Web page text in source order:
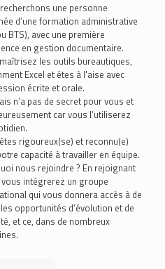
une personne
d’une formation administrative
BTS), avec une première
en gestion documentaire.
les outils bureautiques,
Excel et êtes à l'aise avec
écrite et orale.
n’a pas de secret pour vous et
car vous l’utiliserez
rigoureux(se) et reconnu(e)
capacité à travailler en équipe.
nous rejoindre ? En rejoignant
vous intégrerez un groupe
qui vous donnera accès à de
opportunités d’évolution et de
et ce, dans de nombreux